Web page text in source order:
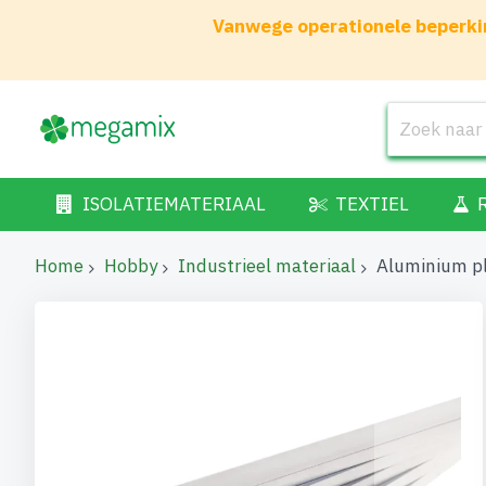
Vanwege operationele
ISOLATIEMATERIAAL TEXTIEL
Home Hobby Industrieel materiaal Aluminium